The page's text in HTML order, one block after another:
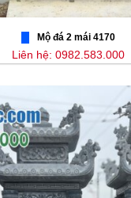
Mộ đá 2 mái 4170
Liên hệ: 0982.583.000